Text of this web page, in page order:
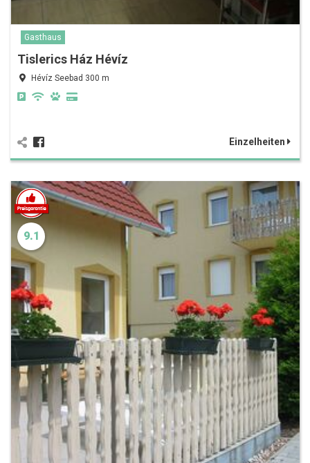
Gasthaus
Tislerics Ház Hévíz
Hévíz Seebad 300 m
Einzelheiten
9.1